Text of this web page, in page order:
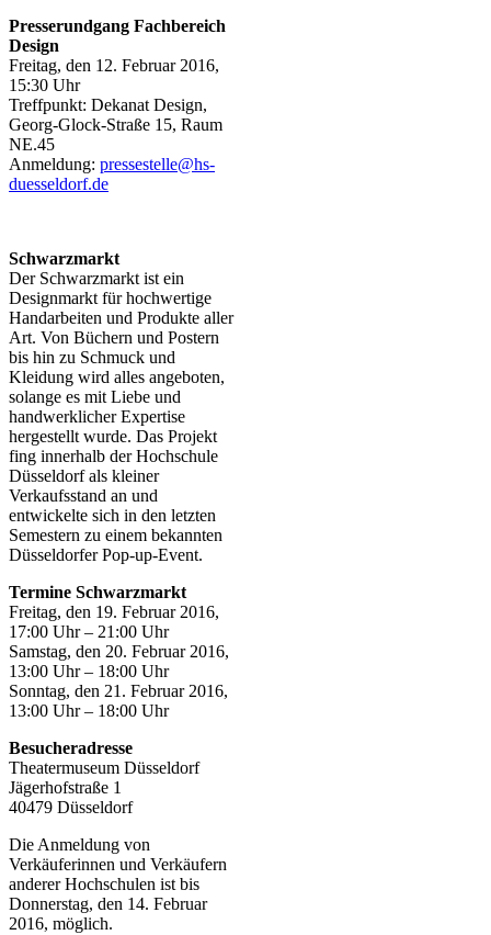
Presserundgang Fachbereich
Design
Freitag, den 12. Februar 2016,
15:30 Uhr
Treffpunkt: Dekanat Design,
Georg-Glock-Straße 15, Raum
NE.45
Anmeldung: pressestelle@hs-
duesseldorf.de​
Schwarzmarkt
Der Schwarzmarkt ist ein
Designmarkt für hochwertige
Handarbeiten und Produkte aller
Art. Von Büchern und Postern
bis hin zu Schmuck und
Kleidung wird alles angeboten,
solange es mit Liebe und
handwerklicher Expertise
hergestellt wurde. Das Projekt
fing innerhalb der Hochschule
Düsseldorf als kleiner
Verkaufsstand an und
entwickelte sich in den letzten
Semestern zu einem bekannten
Düsseldorfer Pop-up-Event.
Termine Schwarzmarkt
Freitag, den 19. Februar 2016,
17:00 Uhr – 21:00 Uhr
Samstag, den 20. Februar 2016,
13:00 Uhr – 18:00 Uhr
Sonntag, den 21. Februar 2016,
13:00 Uhr – 18:00 Uhr
Besucheradresse
Theatermuseum Düsseldorf
Jägerhofstraße 1
40479 Düsseldorf
Die Anmeldung von
Verkäuferinnen und Verkäufern
anderer Hochschulen ist bis
Donnerstag, den 14. Februar
2016, möglich.